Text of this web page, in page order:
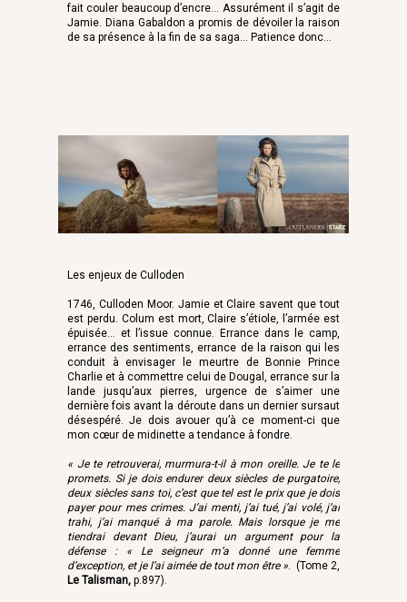
Les enjeux de Culloden
1746, Culloden Moor. Jamie et Claire savent que tout
est perdu. Colum est mort, Claire s’étiole, l’armée est
épuisée… et l’issue connue. Errance dans le camp,
errance des sentiments, errance de la raison qui les
conduit à envisager le meurtre de Bonnie Prince
Charlie et à commettre celui de Dougal, errance sur la
lande jusqu’aux pierres, urgence de s’aimer une
dernière fois avant la déroute dans un dernier sursaut
désespéré. Je dois avouer qu’à ce moment-ci que
mon cœur de midinette a tendance à fondre.
« Je te retrouverai, murmura-t-il à mon oreille. Je te le
promets. Si je dois endurer deux siècles de purgatoire,
deux siècles sans toi, c’est que tel est le prix que je dois
payer pour mes crimes. J’ai menti, j’ai tué, j’ai volé, j’ai
trahi, j’ai manqué à ma parole. Mais lorsque je me
tiendrai devant Dieu, j’aurai un argument pour la
défense : « Le seigneur m’a donné une femme
d’exception, et je l’ai aimée de tout mon être ». (Tome 2,
Le Talisman, p.897).
fait couler beaucoup d’encre… Assurément il s’agit de
Jamie. Diana Gabaldon a promis de dévoiler la raison
de sa présence à la fin de sa saga… Patience donc…